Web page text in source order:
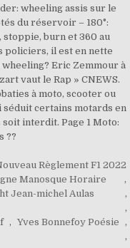
Règlement F1 2022
Manosque Horaire
,
Jean-michel Aulas
,
,
, Yves Bonnefoy Poésie ,
,